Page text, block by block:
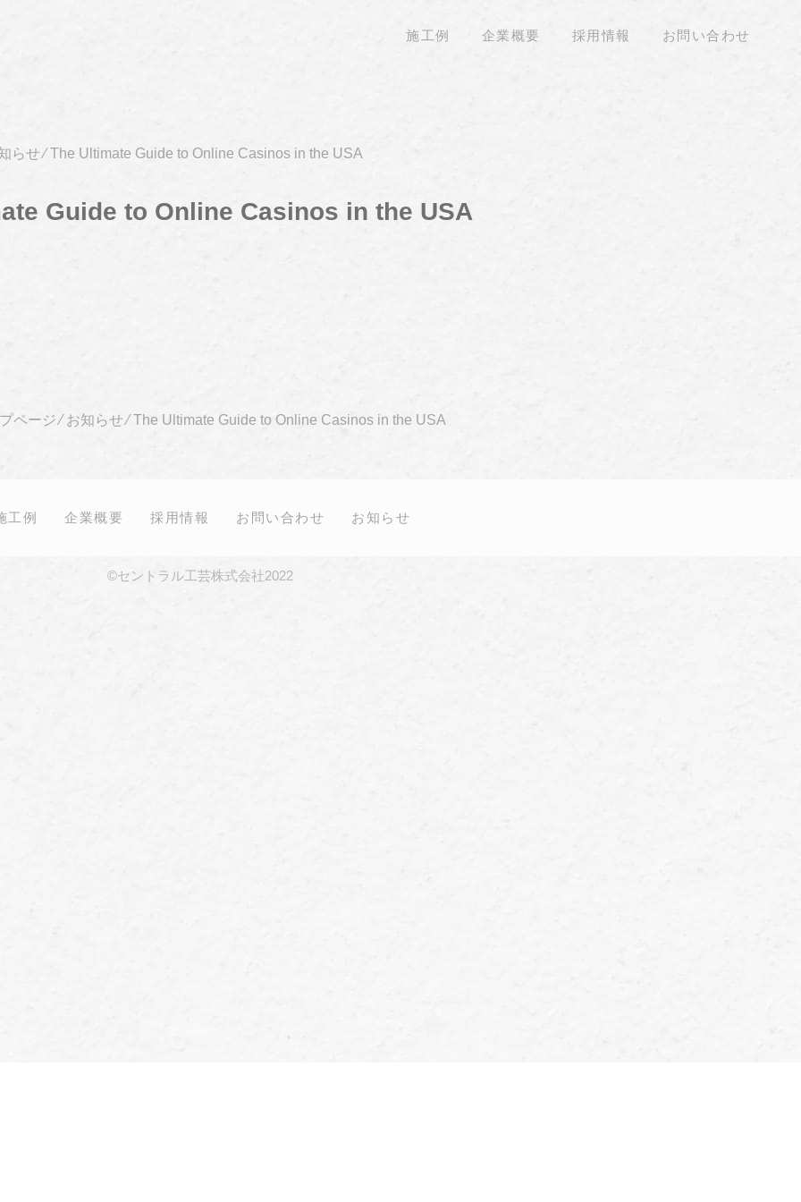
施工例 企業概要 採用情報 お問い合わせ
らせ⁄The Ultimate Guide to Online Casinos in the USA
Guide to Online Casinos in the USA
ページ⁄ お知らせ⁄The Ultimate Guide to Online Casinos in the USA
工例 企業概要 採用情報 お問い合わせ お知らせ
©セントラル工芸株式会社2022